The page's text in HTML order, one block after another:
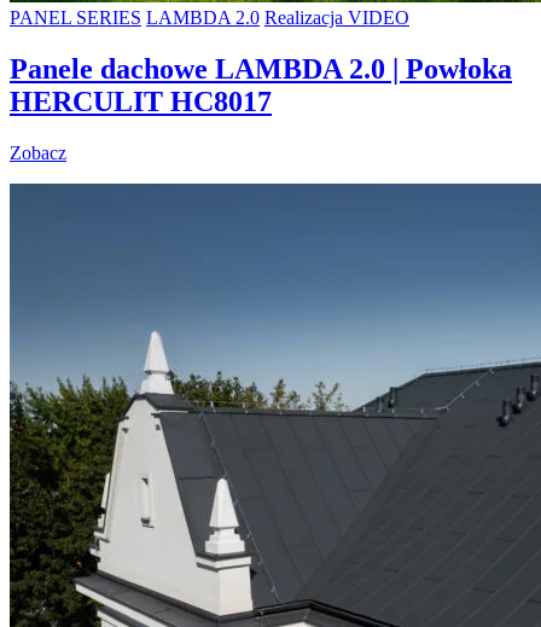
PANEL SERIES LAMBDA 2.0 Realizacja VIDEO
Panele dachowe LAMBDA 2.0 | Powłoka
HERCULIT HC8017
Zobacz